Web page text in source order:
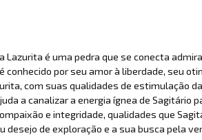
Lazurita é uma pedra que se conecta
conhecido por seu amor à liberdade, seu
com suas qualidades de estimulação
a canalizar a energia ígnea de Sagitário
e integridade, qualidades que
desejo de exploração e a sua busca pela